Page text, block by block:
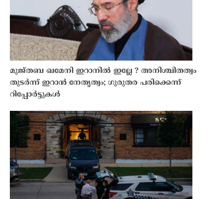
മുജ്തബ ഖമേനി ഇറാനിൽ ഇല്ലേ ? അനിശ്ചിതത്വം
തുടർന്ന് ഇറാൻ നേതൃത്വം; ഗുരുതര പരിക്കെന്ന്
റിപ്പോർട്ടുകൾ